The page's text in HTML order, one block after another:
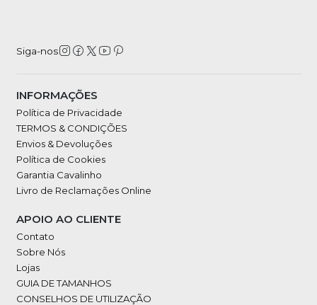
Siga-nos
INFORMAÇÕES
Política de Privacidade
TERMOS & CONDIÇÕES
Envios & Devoluções
Política de Cookies
Garantia Cavalinho
Livro de Reclamações Online
APOIO AO CLIENTE
Contato
Sobre Nós
Lojas
GUIA DE TAMANHOS
CONSELHOS DE UTILIZAÇÃO